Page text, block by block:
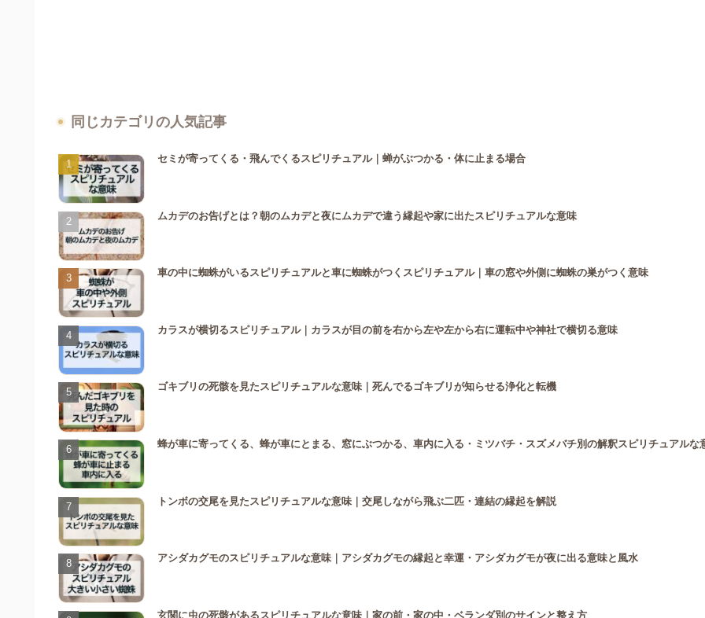
同じカテゴリの人気記事
セミが寄ってくる・飛んでくるスピリチュアル｜蝉がぶつかる・体に止まる場合
ムカデのお告げとは？朝のムカデと夜にムカデで違う縁起や家に出たスピリチュアルな意味
車の中に蜘蛛がいるスピリチュアルと車に蜘蛛がつくスピリチュアル｜車の窓や外側に蜘蛛の巣がつく意味
カラスが横切るスピリチュアル｜カラスが目の前を右から左や左から右に運転中や神社で横切る意味
ゴキブリの死骸を見たスピリチュアルな意味｜死んでるゴキブリが知らせる浄化と転機
蜂が車に寄ってくる、蜂が車にとまる、窓にぶつかる、車内に入る・ミツバチ・スズメバチ別の解釈スピリチュアルな
トンボの交尾を見たスピリチュアルな意味｜交尾しながら飛ぶ二匹・連結の縁起を解説
アシダカグモのスピリチュアルな意味｜アシダカグモの縁起と幸運・アシダカグモが夜に出る意味と風水
玄関に虫の死骸があるスピリチュアルな意味｜家の前・家の中・ベランダ別のサインと整え方